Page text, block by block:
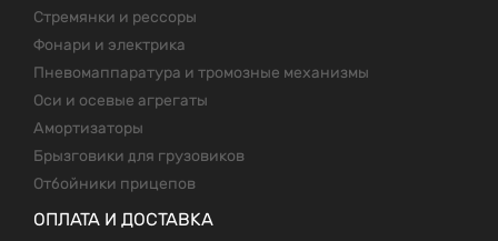
Стремянки и рессоры
Фонари и электрика
Пневомаппаратура и тромозные механизмы
Оси и осевые агрегаты
Амортизаторы
Брызговики для грузовиков
Отбойники прицепов
ОПЛАТА И ДОСТАВКА